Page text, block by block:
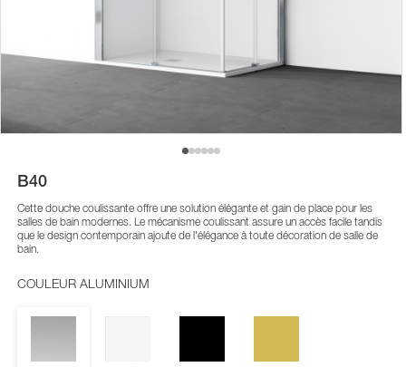
B40
Cette douche coulissante offre une solution élégante et gain de place pour les
salles de bain modernes. Le mécanisme coulissant assure un accès facile tandis
que le design contemporain ajoute de l'élégance à toute décoration de salle de
bain.
COULEUR ALUMINIUM